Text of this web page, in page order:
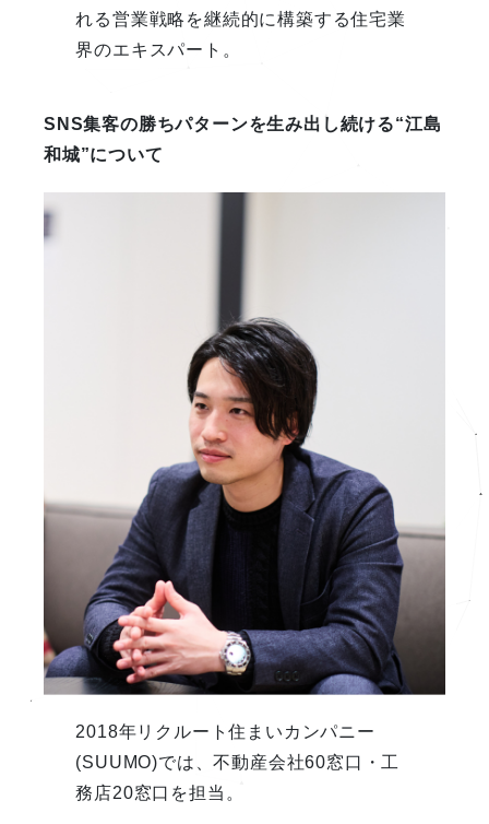
れる営業戦略を継続的に構築する住宅業
界のエキスパート。
SNS集客の勝ちパターンを生み出し続ける“江島
和城”について
2018年リクルート住まいカンパニー
(SUUMO)では、不動産会社60窓口・工
務店20窓口を担当。